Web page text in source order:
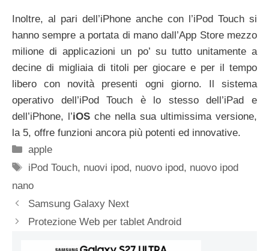
Inoltre, al pari dell’iPhone anche con l’iPod Touch si
hanno sempre a portata di mano dall’App Store mezzo
milione di applicazioni un po’ su tutto unitamente a
decine di migliaia di titoli per giocare e per il tempo
libero con novità presenti ogni giorno. Il sistema
operativo dell’iPod Touch è lo stesso dell’iPad e
dell’iPhone, l’iOS che nella sua ultimissima versione,
la 5, offre funzioni ancora più potenti ed innovative.
Categorie
apple
Tag
iPod Touch, nuovi ipod, nuovo ipod, nuovo ipod
nano
Samsung Galaxy Next
Protezione Web per tablet Android